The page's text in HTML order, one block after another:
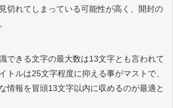
切れてしまっている可能性が高く、開封の
できる文字の最大数は13文字とも言われて
トルは25文字程度に抑える事がマストで、
情報を冒頭13文字以内に収めるのが最適と